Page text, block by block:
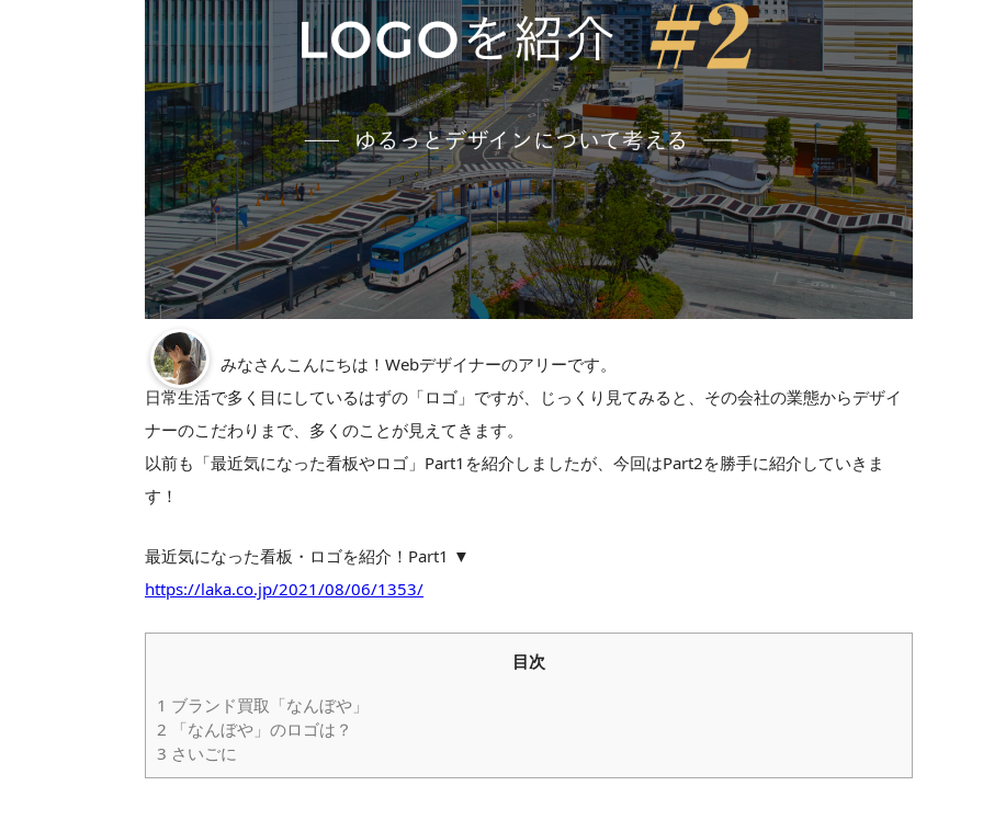
みなさんこんにちは！Webデザイナーのアリーです。
日常生活で多く目にしているはずの「ロゴ」ですが、じっくり見てみると、その会社の業態からデザイ
ナーのこだわりまで、多くのことが見えてきます。
以前も「最近気になった看板やロゴ」Part1を紹介しましたが、今回はPart2を勝手に紹介していきま
す！
最近気になった看板・ロゴを紹介！Part1 ▼
https://laka.co.jp/2021/08/06/1353/
目次
1 ブランド買取「なんぼや」
2 「なんぼや」のロゴは？
3 さいごに